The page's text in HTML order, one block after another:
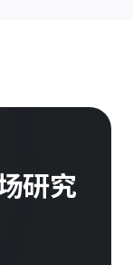
研究